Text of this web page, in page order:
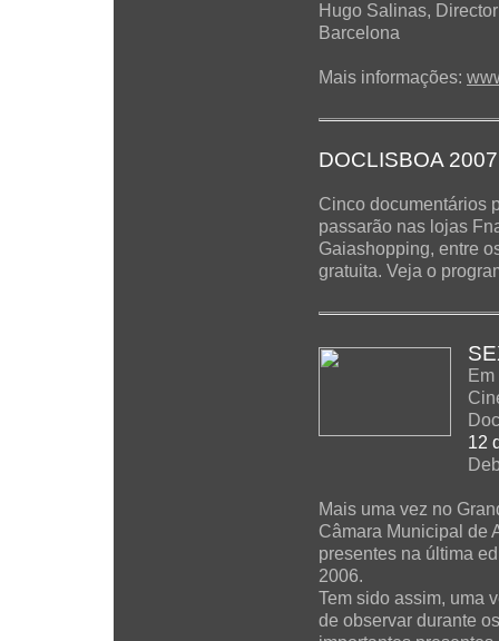
Hugo Salinas,
Barcelona
Mais informações:
DOCLISBOA
Cinco documentários
passarão nas lojas
Gaiashopping, entre
gratuita. Veja o
12
Mais uma vez no
Câmara Municipal de
presentes na última
2006.
Tem sido assim, uma
de observar durante